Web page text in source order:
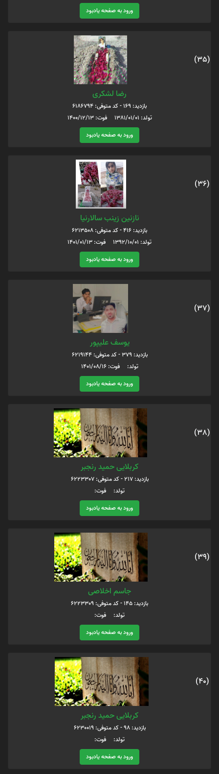
ورود به صفحه یادبود
(35)
رضا لشکری
بازدید: 169 - کد متوفی: 6186794
تولد: 1381/01/01 فوت: 1400/12/13
ورود به صفحه یادبود
(36)
نازنين زينب سالارنيا
بازدید: 416 - کد متوفی: 6213508
تولد: 1392/10/01 فوت: 1401/01/13
ورود به صفحه یادبود
(37)
یوسف علیپور
بازدید: 379 - کد متوفی: 6219144
تولد: فوت: 1401/08/16
ورود به صفحه یادبود
(38)
کربلایی حمید رنجبر
بازدید: 217 - کد متوفی: 6223307
تولد: فوت:
ورود به صفحه یادبود
(39)
جاسم اخلاصی
بازدید: 145 - کد متوفی: 6223309
تولد: فوت:
ورود به صفحه یادبود
(40)
کربلایی حمید رنجبر
بازدید: 98 - کد متوفی: 6230019
تولد: فوت:
ورود به صفحه یادبود